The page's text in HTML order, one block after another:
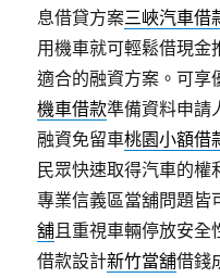
息借貸方案三峽汽車借
用機車就可輕鬆借現金
適合的融資方案。可享
機車借款準備資料申請
融資免留車桃園小額借
民眾快速取得汽車的權
專業信義區當舖問題皆
舖且重視車輛停放安全
借款設計新竹當舖借錢